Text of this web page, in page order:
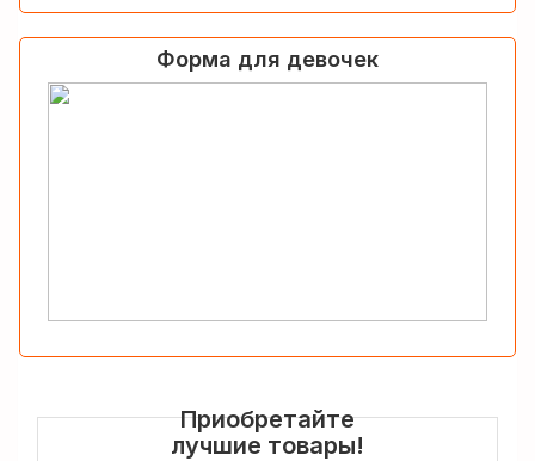
Форма для девочек
Приобретайте
лучшие товары!